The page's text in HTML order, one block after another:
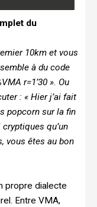
du
10km et vous
à du code
r=1’30 ». Ou
: « Hier j’ai fait
popcorn sur la fin
qu’un
vous êtes au bon
propre dialecte
Entre VMA,